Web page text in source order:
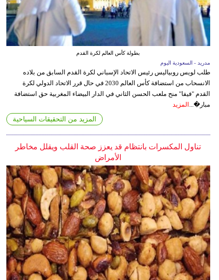
بطولة كأس العالم لكرة القدم
مدريد - السعودية اليوم
طلب لويس روبياليس رئيس الاتحاد الإسباني لكرة القدم السابق من بلاده
الانسحاب من استضافة كأس العالم 2030 في حال قرر الاتحاد الدولي لكرة
القدم "فيفا" منح ملعب الحسن الثاني في الدار البيضاء المغربية حق استضافة
مبار�... المزيد
المزيد من التحقيقات السياحية
تناول المكسرات بانتظام قد يعزز صحة القلب ويقلل مخاطر
الأمراض